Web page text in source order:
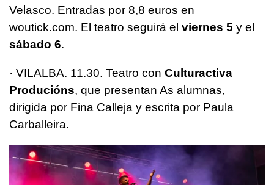
Velasco. Entradas por 8,8 euros en
woutick.com. El teatro seguirá el viernes 5 y el
sábado 6.
· VILALBA. 11.30. Teatro con Culturactiva
Producións, que presentan As alumnas,
dirigida por Fina Calleja y escrita por Paula
Carballeira.